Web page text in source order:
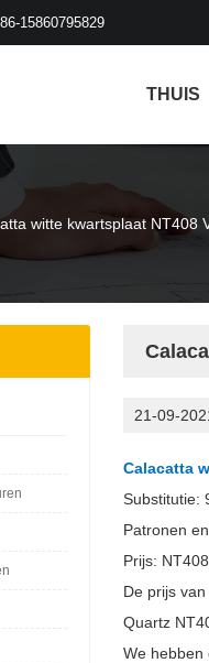
15860795829
THUIS
witte kwartsplaat NT408
21-09-
Calacatta
Substitutie:
Patronen
Prijs: NT408
De prijs
Quartz
We hebben